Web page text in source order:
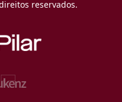
reservados.